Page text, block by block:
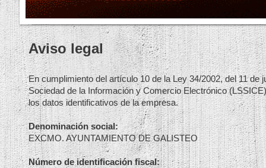
Aviso legal
En cumplimiento del artículo 10 de la Ley 34/2002, del 11 de
Sociedad de la Información y Comercio Electrónico
los datos identificativos de la empresa.
Denominación social:
EXCMO. AYUNTAMIENTO DE GALISTEO
Número de identificación fiscal: